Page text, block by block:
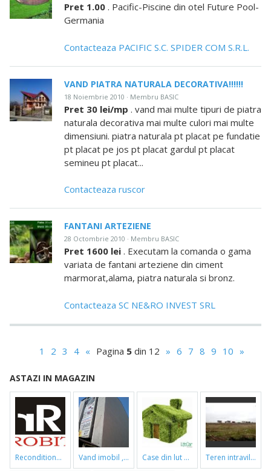
Pret 1.00 . Pacific-Piscine din otel Future Pool-
Germania
Contacteaza PACIFIC S.C. SPIDER COM S.R.L.
VAND PIATRA NATURALA DECORATIVA!!!!!!
18 Noiembrie 2010 · Membru BASIC
Pret 30 lei/mp . vand mai multe tipuri de piatra
naturala decorativa mai multe culori mai multe
dimensiuni. piatra naturala pt placat pe fundatie
pt placat pe jos pt placat gardul pt placat
semineu pt placat...
Contacteaza ruscor
FANTANI ARTEZIENE
28 Octombrie 2010 · Membru BASIC
Pret 1600 lei . Executam la comanda o gama
variata de fantani arteziene din ciment
marmorat,alama, piatra naturala si bronz.
Contacteaza SC NE&RO INVEST SRL
1 2 3 4 « Pagina 5 din 12 » 6 7 8 9 10 »
ASTAZI IN MAGAZIN
reconditionari cazi de baie vand imobil ,790m,piata gorjului,pret negociabil case din lut si paie teren intravilan